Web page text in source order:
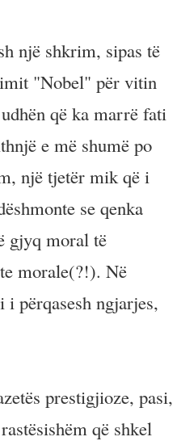
një shkrim, sipas të
"Nobel" për vitin
që ka marrë fati
e më shumë po
një tjetër mik që i
se qenka
gjyq moral të
morale(?!). Në
i përqasesh ngjarjes,
prestigjioze, pasi,
që shkel